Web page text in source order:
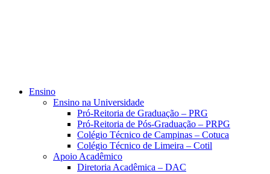
Ensino
Ensino na Universidade
Pró-Reitoria de Graduação – PRG
Pró-Reitoria de Pós-Graduação – PRPG
Colégio Técnico de Campinas – Cotuca
Colégio Técnico de Limeira – Cotil
Apoio Acadêmico
Diretoria Acadêmica – DAC